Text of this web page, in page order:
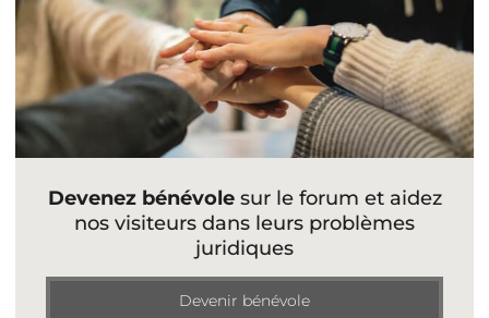
Devenez bénévolesur le forum et aidez
nos visiteurs dans leurs problèmes
juridiques
Devenir bénévole